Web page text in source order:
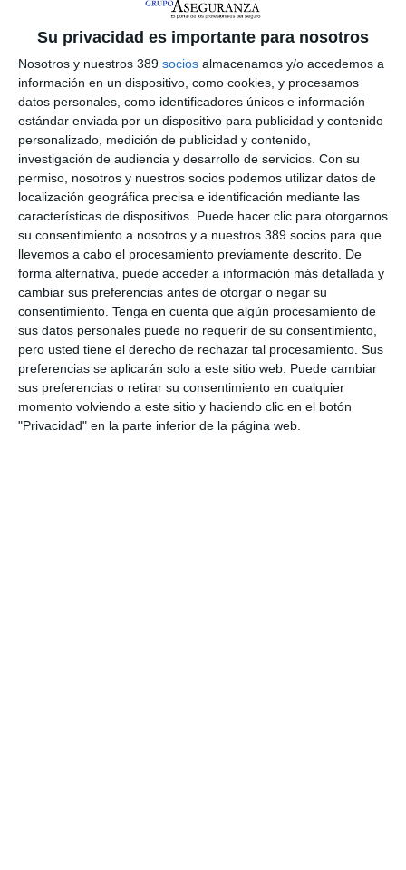
Su privacidad es importante para nosotros
Nosotros y nuestros 389 socios almacenamos y/o accedemos a
información en un dispositivo, como cookies, y procesamos
datos personales, como identificadores únicos e información
estándar enviada por un dispositivo para publicidad y contenido
personalizado, medición de publicidad y contenido,
investigación de audiencia y desarrollo de servicios. Con su
permiso, nosotros y nuestros socios podemos utilizar datos de
localización geográfica precisa e identificación mediante las
características de dispositivos. Puede hacer clic para otorgarnos
su consentimiento a nosotros y a nuestros 389 socios para que
llevemos a cabo el procesamiento previamente descrito. De
forma alternativa, puede acceder a información más detallada y
cambiar sus preferencias antes de otorgar o negar su
consentimiento. Tenga en cuenta que algún procesamiento de
sus datos personales puede no requerir de su consentimiento,
pero usted tiene el derecho de rechazar tal procesamiento. Sus
preferencias se aplicarán solo a este sitio web. Puede cambiar
sus preferencias o retirar su consentimiento en cualquier
momento volviendo a este sitio y haciendo clic en el botón
"Privacidad" en la parte inferior de la página web.
ayudar a más de 7.000 personas
Hiscox lleva realizando esta iniciativa 6 años de manera
consecutiva y entregado a la fundación el dinero recaudado.
Además de esta iniciativa, los empleados de la compañía llevan
dos años acudiendo de manera presencial a la sede de la
fundación para realizaractividades de voluntariado en
horario laboral. Este compromiso ha sido ratificado por la
dirección de la aseguradora y continuará este 2023.
Si quiere recibir diariamente y GRATIS noticias como
esta, pinche aquí
ARTÍCULOS RELACIONADOS
Hiscox activa de nuevo su felicitación navideña solidaria
LO ÚLTIMO
Reale asegura la 72ª edición del Festival Internacional de Teatro
Clásico de Mérida